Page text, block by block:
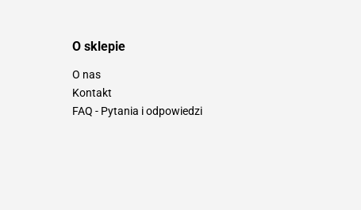
O sklepie
O nas
Kontakt
FAQ - Pytania i odpowiedzi